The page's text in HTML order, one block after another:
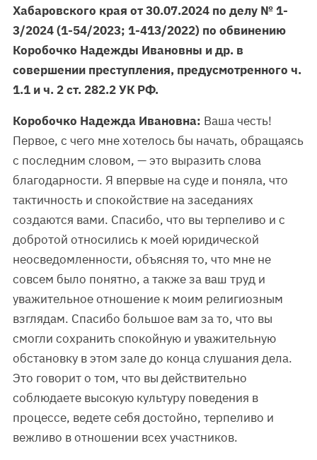
Хабаровского края от 30.07.2024 по делу № 1-
3/2024 (1-54/2023; 1-413/2022) по обвинению
Коробочко Надежды Ивановны и др. в
совершении преступления, предусмотренного ч.
1.1 и ч. 2 ст. 282.2 УК РФ.
Коробочко Надежда Ивановна: Ваша честь!
Первое, с чего мне хотелось бы начать, обращаясь
с последним словом, — это выразить слова
благодарности. Я впервые на суде и поняла, что
тактичность и спокойствие на заседаниях
создаются вами. Спасибо, что вы терпеливо и с
добротой относились к моей юридической
неосведомленности, объясняя то, что мне не
совсем было понятно, а также за ваш труд и
уважительное отношение к моим религиозным
взглядам. Спасибо большое вам за то, что вы
смогли сохранить спокойную и уважительную
обстановку в этом зале до конца слушания дела.
Это говорит о том, что вы действительно
соблюдаете высокую культуру поведения в
процессе, ведете себя достойно, терпеливо и
вежливо в отношении всех участников.